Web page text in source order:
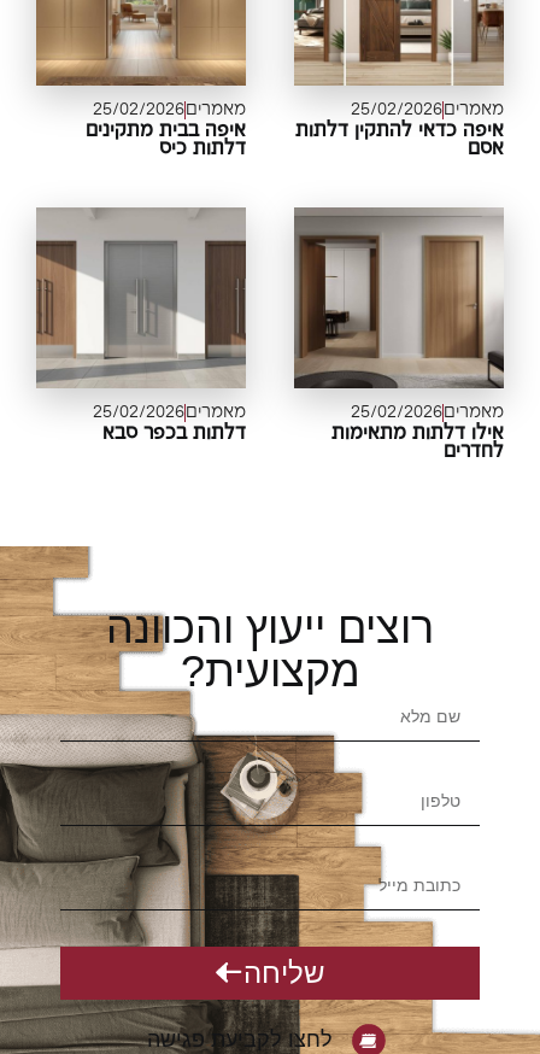
25/02/2026
כדאי להתקין דלתות
מאמרים25/02/2026
איפה בבית מתקינים
דלתות כיס
25/02/2026
דלתות מתאימות
מאמרים25/02/2026
דלתות בכפר סבא
רוצים ייעוץ והכוונה
מקצועית?
שליחה
לחצו לקביעת פגישה